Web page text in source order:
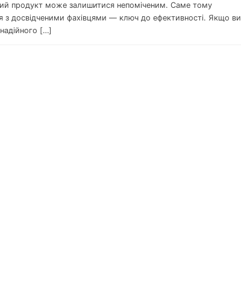
продукт може залишитися непоміченим. Саме тому
з досвідченими фахівцями — ключ до ефективності. Якщо ви
[…]